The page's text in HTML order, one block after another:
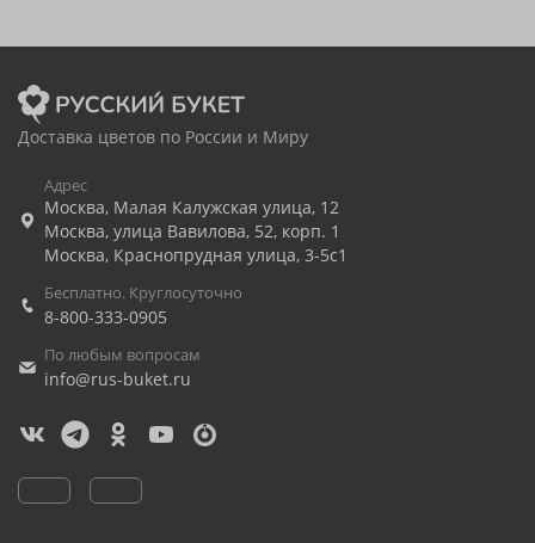
Доставка цветов по России и Миру
Адрес
Москва, Малая Калужская улица, 12
Москва, улица Вавилова, 52, корп. 1
Москва, Краснопрудная улица, 3-5с1
Бесплатно. Круглосуточно
8-800-333-0905
По любым вопросам
info@rus-buket.ru